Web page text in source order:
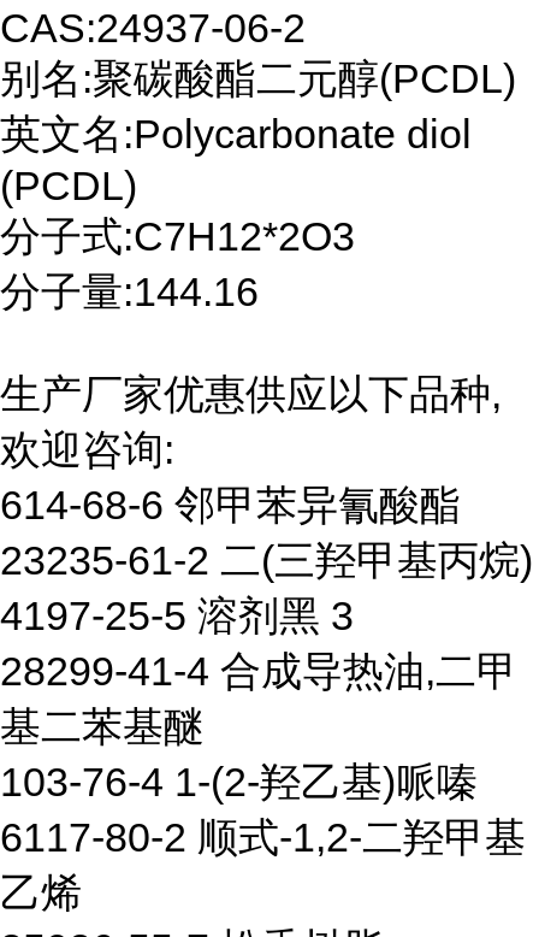
CAS:24937-06-2
别名:聚碳酸酯二元醇(PCDL)
英文名:Polycarbonate diol
(PCDL)
分子式:C7H12*2O3
分子量:144.16
生产厂家优惠供应以下品种,
欢迎咨询:
614-68-6 邻甲苯异氰酸酯
23235-61-2 二(三羟甲基丙烷)
4197-25-5 溶剂黑 3
28299-41-4 合成导热油,二甲
基二苯基醚
103-76-4 1-(2-羟乙基)哌嗪
6117-80-2 顺式-1,2-二羟甲基
乙烯